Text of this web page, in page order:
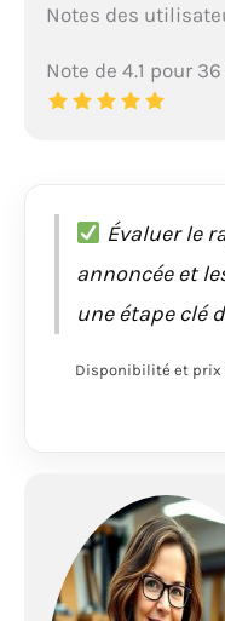
Notes des
Note de 4.1 pour
Évaluer le
annoncée et
une étape clé
Disponibilité et prix